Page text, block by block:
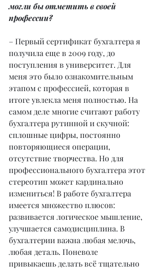
могли бы отметить в своей
профессии?
– Первый сертификат бухгалтера я
получила еще в 2009 году, до
поступления в университет. Для
меня это было ознакомительным
этапом с профессией, которая в
итоге увлекла меня полностью. На
самом деле многие считают работу
бухгалтера рутинной и скучной:
сплошные цифры, постоянно
повторяющиеся операции,
отсутствие творчества. Но для
профессионального бухгалтера этот
стереотип может кардинально
измениться! В работе бухгалтера
имеется множество плюсов:
развивается логическое мышление,
улучшается самодисциплина. В
бухгалтерии важна любая мелочь,
любая деталь. Поневоле
привыкаешь делать всё тщательно